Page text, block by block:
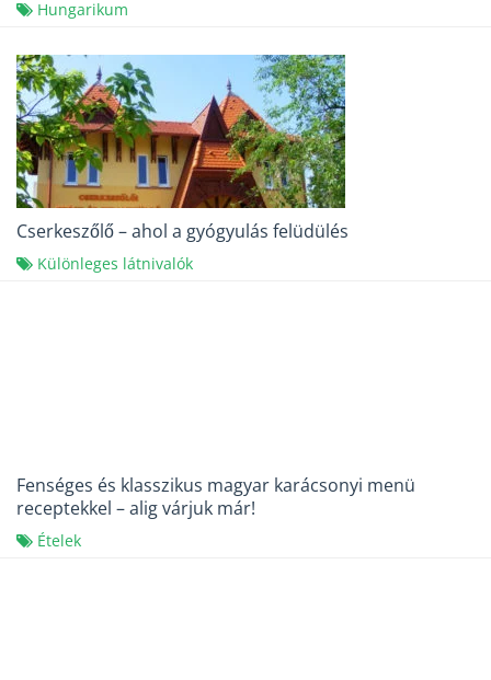
Hungarikum
Cserkeszőlő – ahol a gyógyulás felüdülés
Különleges látnivalók
Fenséges és klasszikus magyar karácsonyi menü
receptekkel – alig várjuk már!
Ételek